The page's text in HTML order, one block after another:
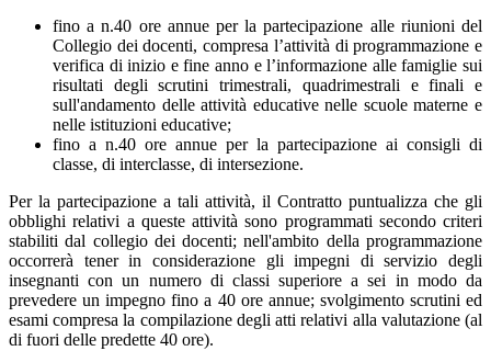
fino a n.40 ore annue per la partecipazione alle riunioni del
Collegio dei docenti, compresa l’attività di programmazione e
verifica di inizio e fine anno e l’informazione alle famiglie sui
risultati degli scrutini trimestrali, quadrimestrali e finali e
sull'andamento delle attività educative nelle scuole materne e
nelle istituzioni educative;
fino a n.40 ore annue per la partecipazione ai consigli di
classe, di interclasse, di intersezione.
Per la partecipazione a tali attività, il Contratto puntualizza che gli
obblighi relativi a queste attività sono programmati secondo criteri
stabiliti dal collegio dei docenti; nell'ambito della programmazione
occorrerà tener in considerazione gli impegni di servizio degli
insegnanti con un numero di classi superiore a sei in modo da
prevedere un impegno fino a 40 ore annue; svolgimento scrutini ed
esami compresa la compilazione degli atti relativi alla valutazione (al
di fuori delle predette 40 ore).